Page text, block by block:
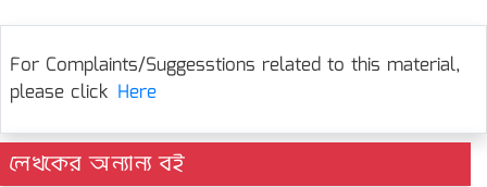
For Complaints/Suggesstions related to this material,
please click Here
লেখকের অন্যান্য বই